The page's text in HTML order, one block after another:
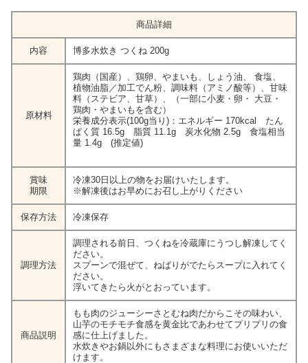
商品詳細
内容 博多水炊き つくね 200g
原材料
鶏肉（国産）、鶏卵、やまいも、しょう油、 食塩、
植物油脂／加工でん粉、調味料（アミノ酸等）、甘味
料（ステビア、甘草）、（一部に小麦・卵・ 大豆・
鶏肉・やまいもを含む）
栄養成分表示(100g当り)：エネルギー 170kcal たん
ぱく質 16.5g 脂質 11.1g 炭水化物 2.5g 食塩相当
量 1.4g (推定値)
賞味
期限
冷凍30日以上の物をお届けいたします。
※解凍後はお早めにお召し上がりください
保存方法 冷凍保存
調理方法
調理される前日、つくねを冷蔵庫にうつし解凍してく
ださい。
スプーンで混ぜて、ねばりがでたらスープに入れてく
ださい。
浮いてきたら火がとおっています。
商品説明
もも肉のジューシーさとむね肉だからこその味わい、
山芋のモチモチ食感を黄金比であわせてプリプリの食
感に仕上げました。
水炊きやお鍋以外にもさまざまな料理にお使いいただ
けます。